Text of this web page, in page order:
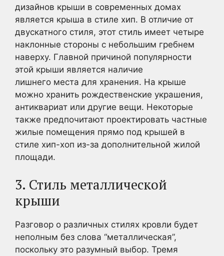
дизайнов крыши в современных домах
является крыша в стиле хип. В отличие от
двускатного стиля, этот стиль имеет четыре
наклонные стороны с небольшим гребнем
наверху. Главной причиной популярности
этой крыши является наличие
лишнего места для хранения. На крыше
можно хранить рождественские украшения,
антиквариат или другие вещи. Некоторые
также предпочитают проектировать частные
жилые помещения прямо под крышей в
стиле хип-хоп из-за дополнительной жилой
площади.
3. Стиль металлической
крыши
Разговор о различных стилях кровли будет
неполным без слова “металлическая”,
поскольку это разумный выбор. Тремя